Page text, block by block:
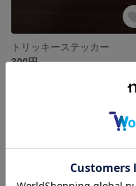
トリッキーステッカー
300円
残り1